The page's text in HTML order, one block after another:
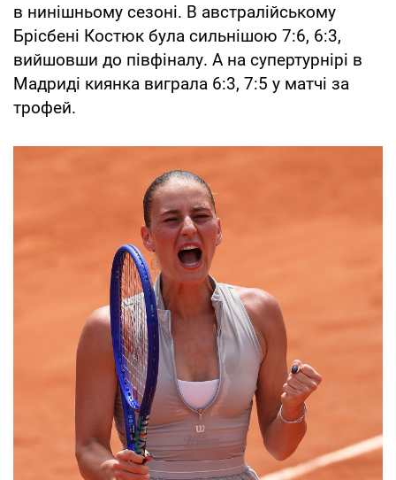
в нинішньому сезоні. В австралійському
Брісбені Костюк була сильнішою 7:6, 6:3,
вийшовши до півфіналу. А на супертурнірі в
Мадриді киянка виграла 6:3, 7:5 у матчі за
трофей.